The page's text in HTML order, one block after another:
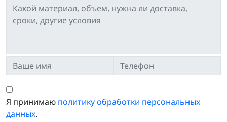
Я принимаю политику обработки персональных
данных.